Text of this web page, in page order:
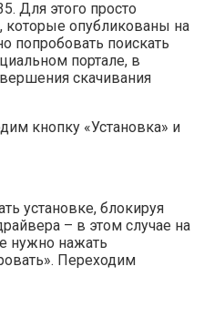
Для этого просто
опубликованы на
попробовать поискать
портале, в
скачивания
кнопку «Установка» и
установке, блокируя
– в этом случае на
нужно нажать
Переходим